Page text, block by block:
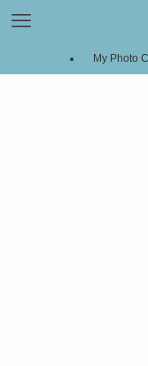
My Photo